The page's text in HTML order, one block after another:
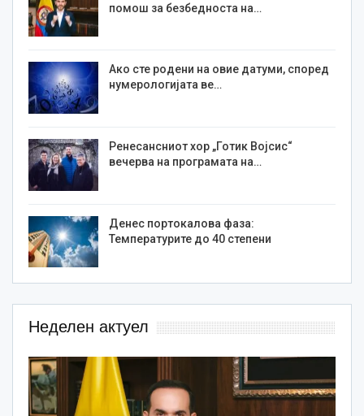
помош за безбедноста на…
Ако сте родени на овие датуми, според
нумерологијата ве…
Ренесансниот хор „Готик Војсис“
вечерва на програмата на…
Денес портокалова фаза:
Температурите до 40 степени
Неделен актуел